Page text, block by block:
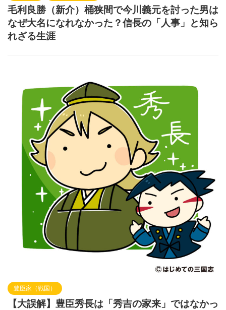
毛利良勝（新介）桶狭間で今川義元を討った男は
なぜ大名になれなかった？信長の「人事」と知ら
れざる生涯
豊臣家（戦国）
【大誤解】豊臣秀長は「秀吉の家来」ではなかっ